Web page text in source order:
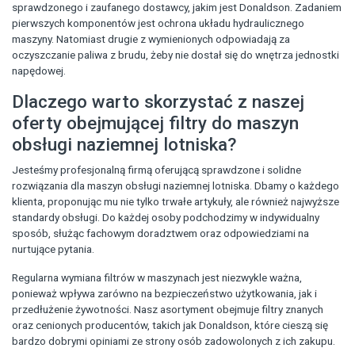
sprawdzonego i zaufanego dostawcy, jakim jest Donaldson. Zadaniem
pierwszych komponentów jest ochrona układu hydraulicznego
maszyny. Natomiast drugie z wymienionych odpowiadają za
oczyszczanie paliwa z brudu, żeby nie dostał się do wnętrza jednostki
napędowej.
Dlaczego warto skorzystać z naszej
oferty obejmującej filtry do maszyn
obsługi naziemnej lotniska?
Jesteśmy profesjonalną firmą oferującą sprawdzone i solidne
rozwiązania dla maszyn obsługi naziemnej lotniska. Dbamy o każdego
klienta, proponując mu nie tylko trwałe artykuły, ale również najwyższe
standardy obsługi. Do każdej osoby podchodzimy w indywidualny
sposób, służąc fachowym doradztwem oraz odpowiedziami na
nurtujące pytania.
Regularna wymiana filtrów w maszynach jest niezwykle ważna,
ponieważ wpływa zarówno na bezpieczeństwo użytkowania, jak i
przedłużenie żywotności. Nasz asortyment obejmuje filtry znanych
oraz cenionych producentów, takich jak Donaldson, które cieszą się
bardzo dobrymi opiniami ze strony osób zadowolonych z ich zakupu.